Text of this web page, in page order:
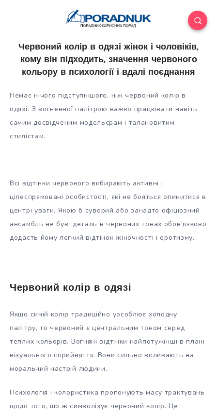
Червоний колір в одязі жінок і чоловіків,
кому він підходить, значення червоного
кольору в психології і вдалі поєднання
Немає нічого підступнішого, ніж червоний колір в
одязі. З вогненної палітрою важко працювати навіть
самим досвідченим модельєрам і талановитим
стилістам.
Всі відтінки червоного вибирають активні і
цілеспрямовані особистості, які не бояться опинитися в
центрі уваги. Якою б суворий або занадто офіціозний
ансамбль не був, деталь в червоних тонах обов’язково
додасть йому легкий відтінок жіночності і еротизму.
Червоний колір в одязі
Якщо синій колір традиційно уособлює холодну
палітру, то червоний є центральним тоном серед
теплих кольорів. Вогняні відтінки найпотужніші в плані
візуального сприйняття. Вони сильно впливають на
моральний настрій людини.
Психологія і колористика пропонують масу трактувань
щодо того, що ж символізує червоний колір. Це